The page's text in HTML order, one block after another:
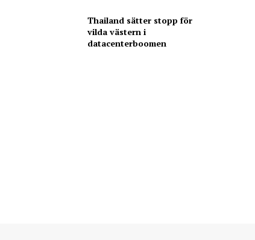
Thailand sätter stopp för
vilda västern i
datacenterboomen